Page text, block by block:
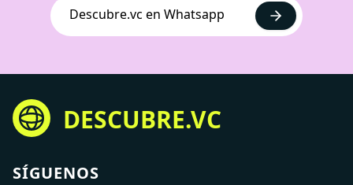
Descubre.vc en Whatsapp
DESCUBRE.VC
SÍGUENOS